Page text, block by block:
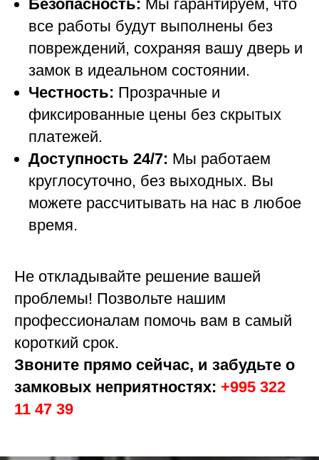
Безопасность: Мы гарантируем, что
все работы будут выполнены без
повреждений, сохраняя вашу дверь и
замок в идеальном состоянии.
Честность: Прозрачные и
фиксированные цены без скрытых
платежей.
Доступность 24/7: Мы работаем
круглосуточно, без выходных. Вы
можете рассчитывать на нас в любое
время.
Не откладывайте решение вашей
проблемы! Позвольте нашим
профессионалам помочь вам в самый
короткий срок.
Звоните прямо сейчас, и забудьте о
замковых неприятностях: +995 322
11 47 39